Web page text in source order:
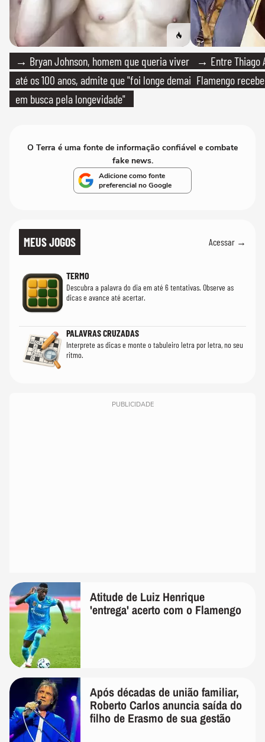
→ Bryan Johnson, homem que queria viver
até os 100 anos, admite que "foi longe demais
em busca pela longevidade"
→ Entre Thiago
Flamengo
O Terra é uma fonte de informação confiável e combate
fake news.
Adicione como fonte
preferencial no Google
MEUS JOGOS Acessar →
TERMO
Descubra a palavra do dia em até 6 tentativas. Observe as
dicas e avance até acertar.
PALAVRAS CRUZADAS
Interprete as dicas e monte o tabuleiro letra por letra, no seu
ritmo.
PUBLICIDADE
Atitude de Luiz Henrique
'entrega' acerto com o Flamengo
Após décadas de união familiar,
Roberto Carlos anuncia saída do
filho de Erasmo de sua gestão